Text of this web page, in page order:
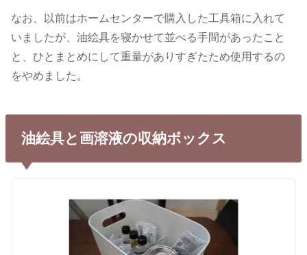
なお、以前はホームセンターで購入した工具箱に入れて
いましたが、油絵具を寝かせて並べる手間があったこと
と、ひとまとめにして重量がありすぎたため使用するの
をやめました。
油絵具と画溶液の収納ボックス